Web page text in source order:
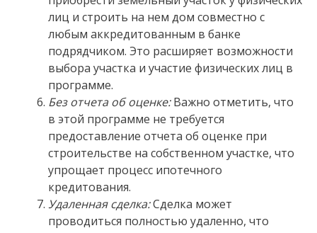
лиц и строить на нем дом совместно с
любым аккредитованным в банке
подрядчиком. Это расширяет возможности
выбора участка и участие физических лиц в
программе.
Без отчета об оценке:Важно отметить, что
в этой программе не требуется
предоставление отчета об оценке при
строительстве на собственном участке, что
упрощает процесс ипотечного
кредитования.
Удаленная сделка:Сделка может
проводиться полностью удаленно, что